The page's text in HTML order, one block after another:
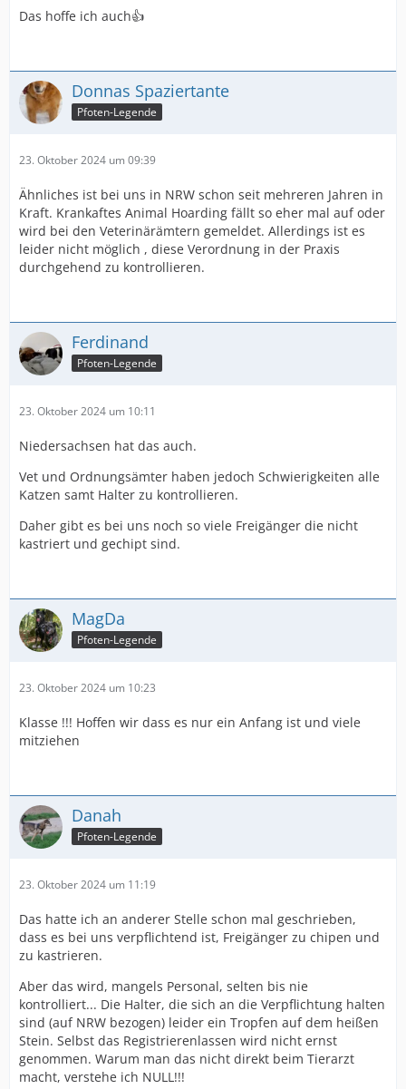
Das hoffe ich auch👍
Donnas Spaziertante
Pfoten-Legende
23. Oktober 2024 um 09:39
Ähnliches ist bei uns in NRW schon seit mehreren Jahren in
Kraft. Krankaftes Animal Hoarding fällt so eher mal auf oder
wird bei den Veterinärämtern gemeldet. Allerdings ist es
leider nicht möglich , diese Verordnung in der Praxis
durchgehend zu kontrollieren.
Ferdinand
Pfoten-Legende
23. Oktober 2024 um 10:11
Niedersachsen hat das auch.
Vet und Ordnungsämter haben jedoch Schwierigkeiten alle
Katzen samt Halter zu kontrollieren.
Daher gibt es bei uns noch so viele Freigänger die nicht
kastriert und gechipt sind.
MagDa
Pfoten-Legende
23. Oktober 2024 um 10:23
Klasse !!! Hoffen wir dass es nur ein Anfang ist und viele
mitziehen
Danah
Pfoten-Legende
23. Oktober 2024 um 11:19
Das hatte ich an anderer Stelle schon mal geschrieben,
dass es bei uns verpflichtend ist, Freigänger zu chipen und
zu kastrieren.
Aber das wird, mangels Personal, selten bis nie
kontrolliert... Die Halter, die sich an die Verpflichtung halten
sind (auf NRW bezogen) leider ein Tropfen auf dem heißen
Stein. Selbst das Registrierenlassen wird nicht ernst
genommen. Warum man das nicht direkt beim Tierarzt
macht, verstehe ich NULL!!!